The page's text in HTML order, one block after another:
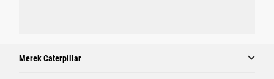
Merek Caterpillar